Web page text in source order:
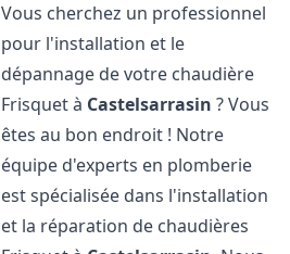
Vous cherchez un professionnel
pour l'installation et le
dépannage de votre chaudière
Frisquet à Castelsarrasin ? Vous
êtes au bon endroit ! Notre
équipe d'experts en plomberie
est spécialisée dans l'installation
et la réparation de chaudières